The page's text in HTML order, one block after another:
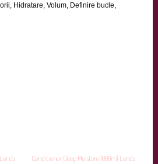
Hidratare, Volum, Definire bucle,
Conditioner Deep Moisture 1000ml Londa